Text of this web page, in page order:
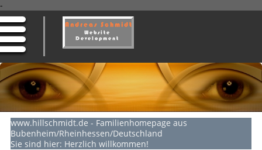
-
www.hillschmidt.de - Familienhomepage aus
Bubenheim/Rheinhessen/Deutschland
Sie sind hier: Herzlich willkommen!